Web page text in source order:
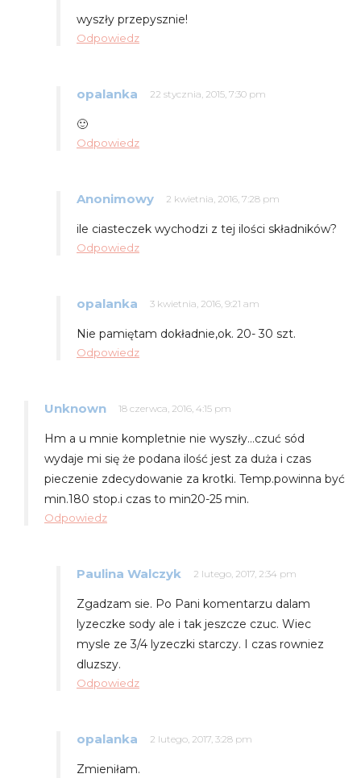
wyszły przepysznie!
Odpowiedz
opalanka 22 stycznia, 2015, 7:30 pm
🙂
Odpowiedz
Anonimowy 2 kwietnia, 2016, 7:28 pm
ile ciasteczek wychodzi z tej ilości składników?
Odpowiedz
opalanka 3 kwietnia, 2016, 9:21 am
Nie pamiętam dokładnie,ok. 20- 30 szt.
Odpowiedz
Unknown 18 czerwca, 2016, 4:15 pm
Hm a u mnie kompletnie nie wyszły…czuć sód
wydaje mi się że podana ilość jest za duża i czas
pieczenie zdecydowanie za krotki. Temp.powinna być
min.180 stop.i czas to min20-25 min.
Odpowiedz
Paulina Walczyk 2 lutego, 2017, 2:34 pm
Zgadzam sie. Po Pani komentarzu dalam
lyzeczke sody ale i tak jeszcze czuc. Wiec
mysle ze 3/4 lyzeczki starczy. I czas rowniez
dluzszy.
Odpowiedz
opalanka 2 lutego, 2017, 3:28 pm
Zmieniłam.